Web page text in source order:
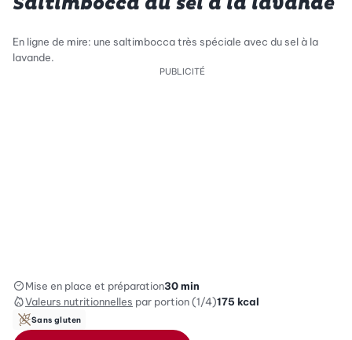
En ligne de mire: une saltimbocca très spéciale avec du sel à la
lavande.
PUBLICITÉ
Mise en place et préparation30 min
Valeurs nutritionnelles par portion (1/4)175 kcal
Sans gluten